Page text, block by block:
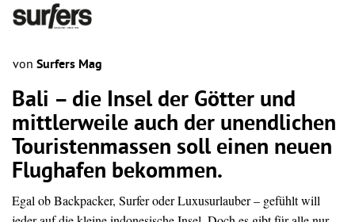
von Surfers Mag
Bali – die Insel der Götter und
mittlerweile auch der unendlichen
Touristenmassen soll einen neuen
Flughafen bekommen.
Egal ob Backpacker, Surfer oder Luxusurlauber – gefühlt will